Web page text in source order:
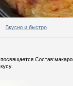
Вкусно и быстро